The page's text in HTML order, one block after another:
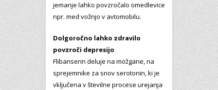
jemanje lahko povzročalo omedlevice
npr. med vožnjo v avtomobilu.
Dolgoročno lahko zdravilo
povzroči depresijo
Flibanserin deluje na možgane, na
sprejemnike za snov serotonin, ki je
vključena v številne procese urejanja